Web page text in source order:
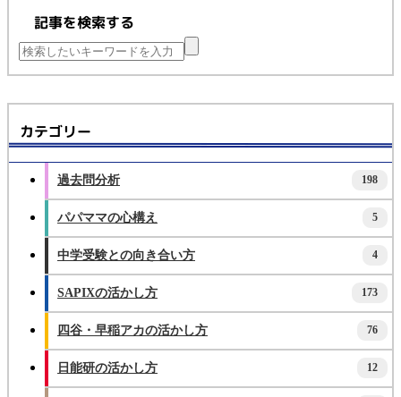
記事を検索する
カテゴリー
過去問分析 198
パパママの心構え 5
中学受験との向き合い方 4
SAPIXの活かし方 173
四谷・早稲アカの活かし方 76
日能研の活かし方 12